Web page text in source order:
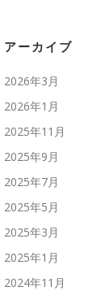
アーカイブ
2026年3月
2026年1月
2025年11月
2025年9月
2025年7月
2025年5月
2025年3月
2025年1月
2024年11月